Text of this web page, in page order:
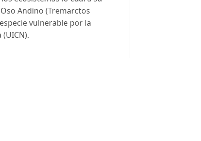
Andino (Tremarctos
vulnerable por la